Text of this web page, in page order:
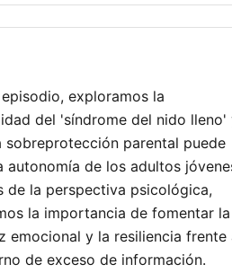
exploramos la
del 'síndrome del nido lleno'
sobreprotección parental puede
autonomía de los adultos
de la perspectiva psicológica,
la importancia de fomentar la
emocional y la resiliencia frente
de exceso de información.